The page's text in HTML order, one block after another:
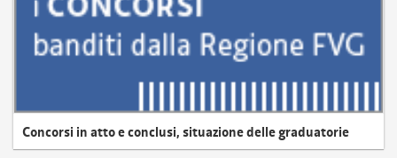
Concorsi in atto e conclusi, situazione delle graduatorie